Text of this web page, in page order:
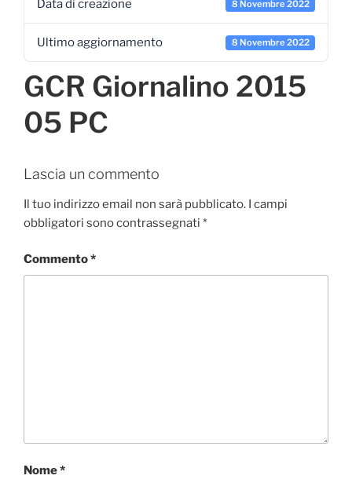
Data di creazione 8 Novembre 2022
Ultimo aggiornamento 8 Novembre 2022
GCR Giornalino 2015
05 PC
Lascia un commento
Il tuo indirizzo email non sarà pubblicato. I campi
obbligatori sono contrassegnati *
Commento*
Nome*